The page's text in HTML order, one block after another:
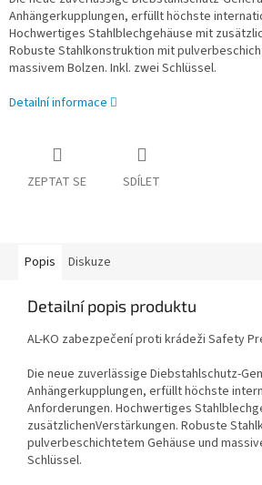
Anhängerkupplungen, erfüllt höchste
Hochwertiges Stahlblechgehäuse mit
Robuste Stahlkonstruktion mit
massivem Bolzen. Inkl. zwei Schlüssel.
Detailní informace
ZEPTAT SE SDÍLET
Popis Diskuze
Detailní popis produktu
AL-KO zabezpečení proti krádeži Safety
Die neue zuverlässige Diebstahlschutz-
Anhängerkupplungen, erfüllt höchste
Anforderungen. Hochwertiges
zusätzlichenVerstärkungen. Robuste
pulverbeschichtetem Gehäuse und
Schlüssel.